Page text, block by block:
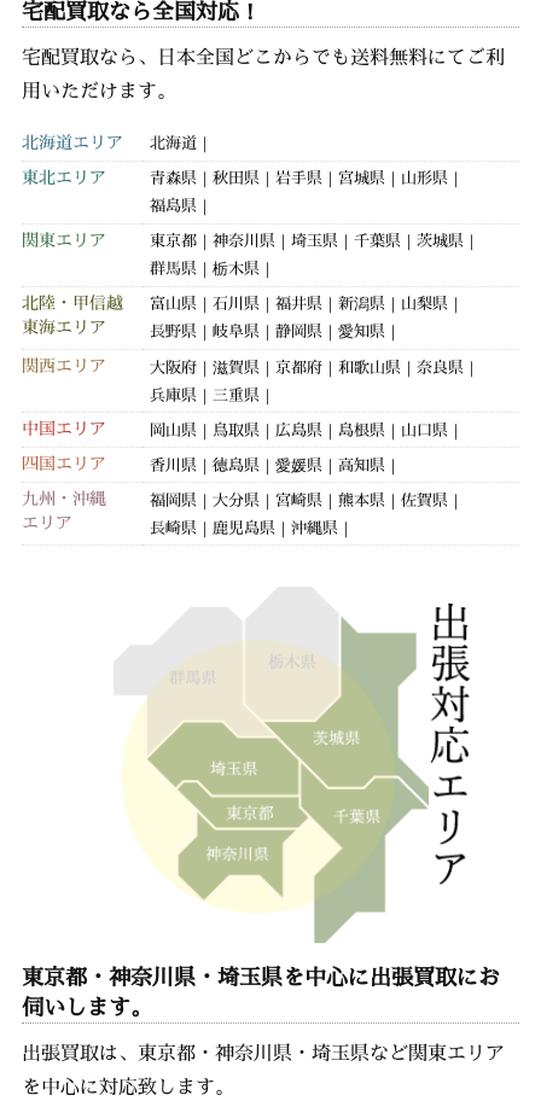
宅配買取なら全国対応！
宅配買取なら、日本全国どこからでも送料無料にてご利
用いただけます。
北海道エリア 北海道
東北エリア 青森県 秋田県 岩手県 宮城県
山形県
福島県
関東エリア 東京都 神奈川県 埼玉県 千葉県
茨城県
群馬県
栃木県
北陸・甲信越
東海エリア
富山県 石川県 福井県 新潟県
山梨県
長野県
岐阜県 静岡県 愛知県
関西エリア 大阪府 滋賀県 京都府 和歌山県
奈良県
兵庫県
三重県
中国エリア 岡山県 鳥取県 広島県 島根県 山口県
四国エリア 香川県 徳島県 愛媛県 高知県
九州・沖縄
エリア
福岡県 大分県 宮崎県 熊本県
佐賀県
長崎県
鹿児島県 沖縄県
東京都・神奈川県・埼玉県を中心に出張買取にお
伺いします。
出張買取は、東京都・神奈川県・埼玉県など関東エリア
を中心に対応致します。